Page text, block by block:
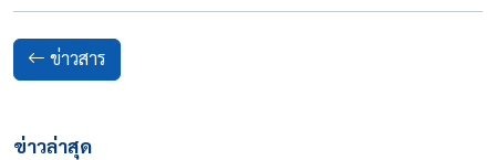
ข่าวสาร
ข่าวล่าสุด